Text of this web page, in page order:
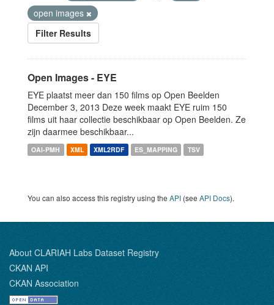
open images
Filter Results
Open Images - EYE
EYE plaatst meer dan 150 films op Open Beelden
December 3, 2013 Deze week maakt EYE ruim 150
films uit haar collectie beschikbaar op Open Beelden. Ze
zijn daarmee beschikbaar...
OAI-PMH XML XML2RDF ES_MAPPING TSV
You can also access this registry using the API (see API Docs).
About CLARIAH Labs Dataset Registry
CKAN API
CKAN Association